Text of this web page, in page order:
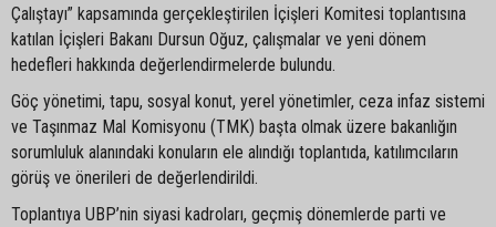
Çalıştayı” kapsamında gerçekleştirilen İçişleri Komitesi toplantısına
katılan İçişleri Bakanı Dursun Oğuz, çalışmalar ve yeni dönem
hedefleri hakkında değerlendirmelerde bulundu.
Göç yönetimi, tapu, sosyal konut, yerel yönetimler, ceza infaz sistemi
ve Taşınmaz Mal Komisyonu (TMK) başta olmak üzere bakanlığın
sorumluluk alanındaki konuların ele alındığı toplantıda, katılımcıların
görüş ve önerileri de değerlendirildi.
Toplantıya UBP’nin siyasi kadroları, geçmiş dönemlerde parti ve